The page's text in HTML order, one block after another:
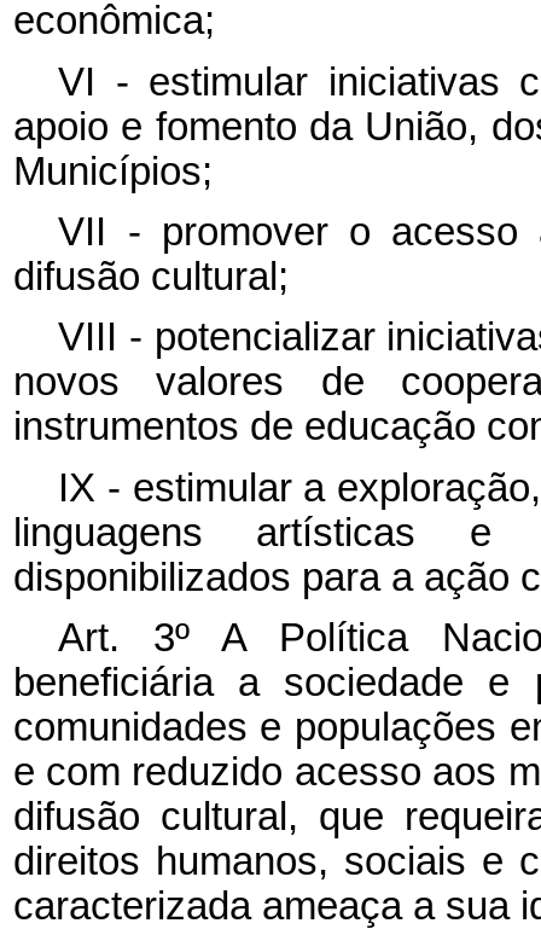
econômica;
VI - estimular iniciativas
apoio e fomento da União,
Municípios;
VII - promover o acesso
difusão cultural;
VIII - potencializar
novos valores de
instrumentos de educação
IX - estimular a
linguagens artísticas e
disponibilizados para a ação
Art. 3º A Política
beneficiária a sociedade e
comunidades e populações
e com reduzido acesso aos
difusão cultural, que
direitos humanos, sociais e
caracterizada ameaça a sua